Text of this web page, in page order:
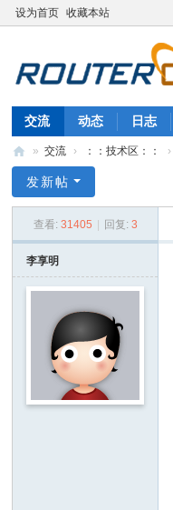
设为首页 收藏本站
交流 动态 日志
由
生
» 交流 › ：：技术区：： ›
发新帖
查看: 31405 回复: 3
李享明